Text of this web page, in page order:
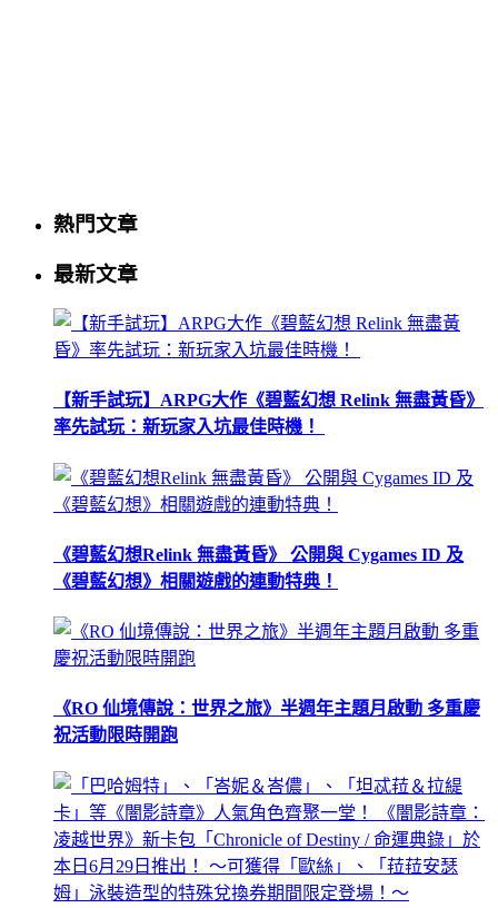
熱門文章
最新文章
【新手試玩】ARPG大作《碧藍幻想 Relink 無盡黃昏》
率先試玩：新玩家入坑最佳時機！
《碧藍幻想Relink 無盡黃昏》 公開與 Cygames ID 及
《碧藍幻想》相關遊戲的連動特典！
《RO 仙境傳說：世界之旅》半週年主題月啟動 多重慶
祝活動限時開跑